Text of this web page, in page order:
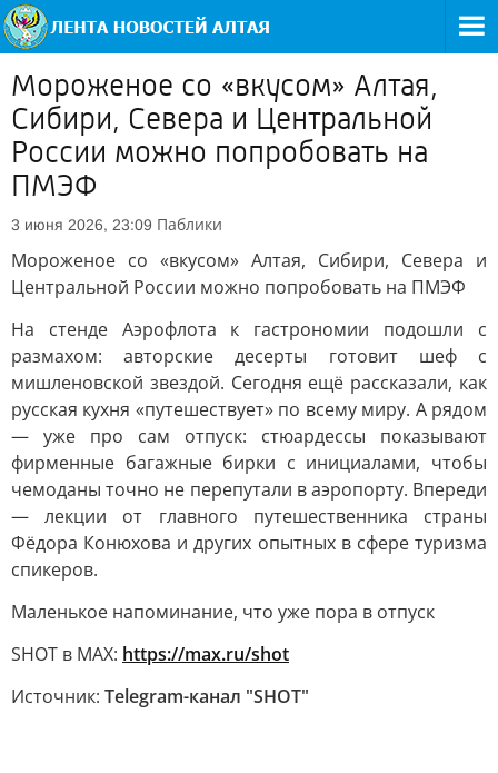
Мороженое со «вкусом» Алтая,
Сибири, Севера и Центральной
России можно попробовать на
ПМЭФ
3 июня 2026, 23:09 Паблики
Мороженое со «вкусом» Алтая, Сибири, Севера и
Центральной России можно попробовать на ПМЭФ
На стенде Аэрофлота к гастрономии подошли с
размахом: авторские десерты готовит шеф с
мишленовской звездой. Сегодня ещё рассказали, как
русская кухня «путешествует» по всему миру. А рядом
— уже про сам отпуск: стюардессы показывают
фирменные багажные бирки с инициалами, чтобы
чемоданы точно не перепутали в аэропорту. Впереди
— лекции от главного путешественника страны
Фёдора Конюхова и других опытных в сфере туризма
спикеров.
Маленькое напоминание, что уже пора в отпуск
SHOT в MAX: https://max.ru/shot
Источник: Telegram-канал "SHOT"